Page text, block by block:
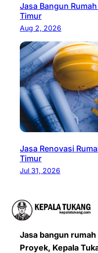
Jasa Bangun
Timur
Aug 2, 2026
Jasa Renovasi
Timur
Jul 31, 2026
Jasa bangun
Proyek, Kepala